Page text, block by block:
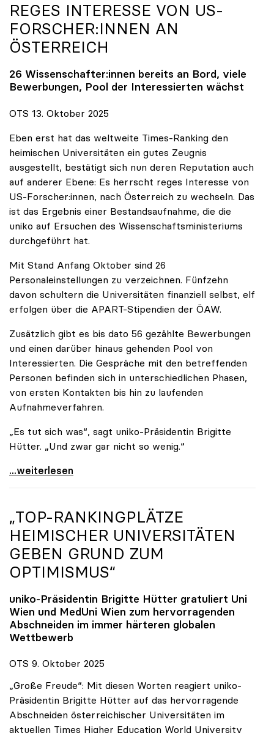
REGES INTERESSE VON US-
FORSCHER:INNEN AN
ÖSTERREICH
26 Wissenschafter:innen bereits an Bord, viele
Bewerbungen, Pool der Interessierten wächst
OTS 13. Oktober 2025
Eben erst hat das weltweite Times-Ranking den
heimischen Universitäten ein gutes Zeugnis
ausgestellt, bestätigt sich nun deren Reputation auch
auf anderer Ebene: Es herrscht reges Interesse von
US-Forscher:innen, nach Österreich zu wechseln. Das
ist das Ergebnis einer Bestandsaufnahme, die die
uniko auf Ersuchen des Wissenschaftsministeriums
durchgeführt hat.
Mit Stand Anfang Oktober sind 26
Personaleinstellungen zu verzeichnen. Fünfzehn
davon schultern die Universitäten finanziell selbst, elf
erfolgen über die APART-Stipendien der ÖAW.
Zusätzlich gibt es bis dato 56 gezählte Bewerbungen
und einen darüber hinaus gehenden Pool von
Interessierten. Die Gespräche mit den betreffenden
Personen befinden sich in unterschiedlichen Phasen,
von ersten Kontakten bis hin zu laufenden
Aufnahmeverfahren.
„Es tut sich was“, sagt uniko-Präsidentin Brigitte
Hütter. „Und zwar gar nicht so wenig.“
Reges Interesse von US-Forscher:innen an
...weiterlesen
„TOP-RANKINGPLÄTZE
HEIMISCHER UNIVERSITÄTEN
GEBEN GRUND ZUM
OPTIMISMUS“
uniko-Präsidentin Brigitte Hütter gratuliert Uni
Wien und MedUni Wien zum hervorragenden
Abschneiden im immer härteren globalen
Wettbewerb
OTS 9. Oktober 2025
„Große Freude“: Mit diesen Worten reagiert uniko-
Präsidentin Brigitte Hütter auf das hervorragende
Abschneiden österreichischer Universitäten im
aktuellen Times Higher Education World University